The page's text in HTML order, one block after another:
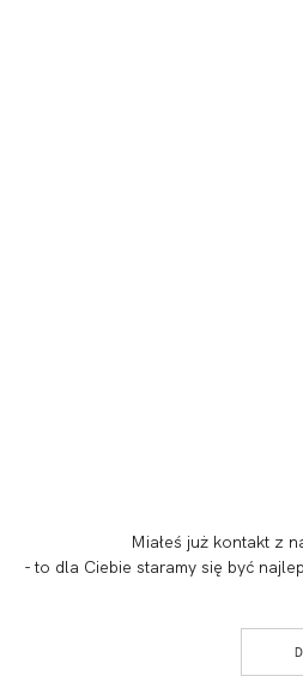
Miałeś już kontakt z
- to dla Ciebie staramy się być